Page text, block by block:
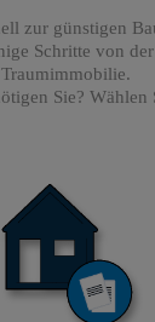
zur günstigen
Schritte von
Traumimmobilie.
Sie? Wählen